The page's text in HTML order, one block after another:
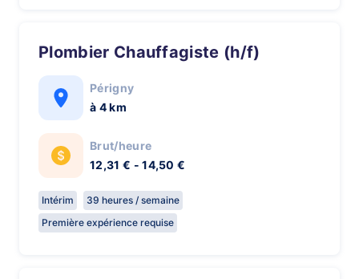
Plombier Chauffagiste (h/f)
Périgny
à 4 km
Brut/heure
12,31 € - 14,50 €
Intérim
39 heures / semaine
Première expérience requise